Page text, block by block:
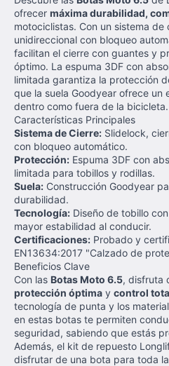
ofrecer máxima durabilidad,
motociclistas. Con un sistema de
unidireccional con bloqueo
facilitan el cierre con guantes y
óptimo. La espuma 3DF con
limitada garantiza la protección
que la suela Goodyear ofrece un
dentro como fuera de la bicicleta.
Características Principales
Sistema de Cierre: Slidelock,
con bloqueo automático.
Protección: Espuma 3DF con
limitada para tobillos y rodillas.
Suela: Construcción Goodyear
durabilidad.
Tecnología: Diseño de tobillo
mayor estabilidad al conducir.
Certificaciones: Probado y
EN13634:2017 "Calzado de
Beneficios Clave
Con las Botas Moto 6.5, disfruta
protección óptima y control
tecnología de punta y los
en estas botas te permiten
seguridad, sabiendo que estás
Además, el kit de repuesto
disfrutar de una bota para toda